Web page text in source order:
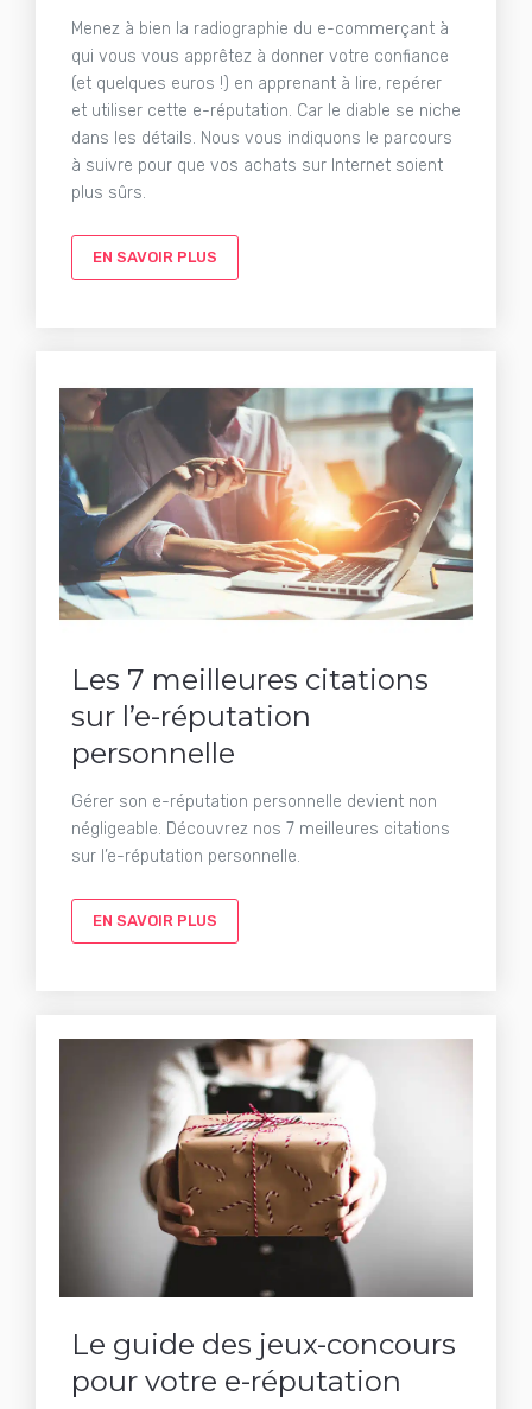
Menez à bien la radiographie du e-commerçant à
qui vous vous apprêtez à donner votre confiance
(et quelques euros !) en apprenant à lire, repérer
et utiliser cette e-réputation. Car le diable se niche
dans les détails. Nous vous indiquons le parcours
à suivre pour que vos achats sur Internet soient
plus sûrs.
EN SAVOIR PLUS
Les 7 meilleures citations
sur l’e-réputation
personnelle
Gérer son e-réputation personnelle devient non
négligeable. Découvrez nos 7 meilleures citations
sur l’e-réputation personnelle.
EN SAVOIR PLUS
Le guide des jeux-concours
pour votre e-réputation